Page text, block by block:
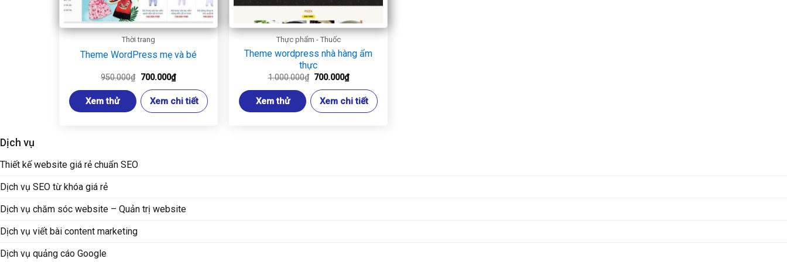
Thời trang
Theme WordPress mẹ và bé
950.000₫ Giá
là:
950.000₫.
700.000₫Giá
hiện
tại
là:
700.000₫.
Xem thử Xem chi tiết
Thực phẩm - Thuốc
Theme wordpress nhà hàng ẩm
thực
1.000.000₫ Giá
là:
1.000.000₫.
700.000₫Giá
hiện
tại
là:
700.000₫.
Xem thử Xem chi tiết
Dịch vụ
Thiết kế website giá rẻ chuẩn SEO
Dịch vụ SEO từ khóa giá rẻ
Dịch vụ chăm sóc website – Quản trị website
Dịch vụ viết bài content marketing
Dịch vụ quảng cáo Google